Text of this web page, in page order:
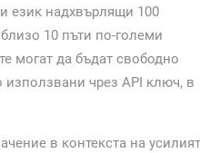
език надхвърлящи 100
10 пъти по-големи
могат да бъдат свободно
използвани чрез API ключ, в
в контекста на